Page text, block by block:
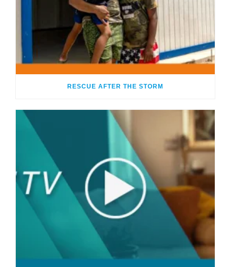
RESCUE AFTER THE STORM